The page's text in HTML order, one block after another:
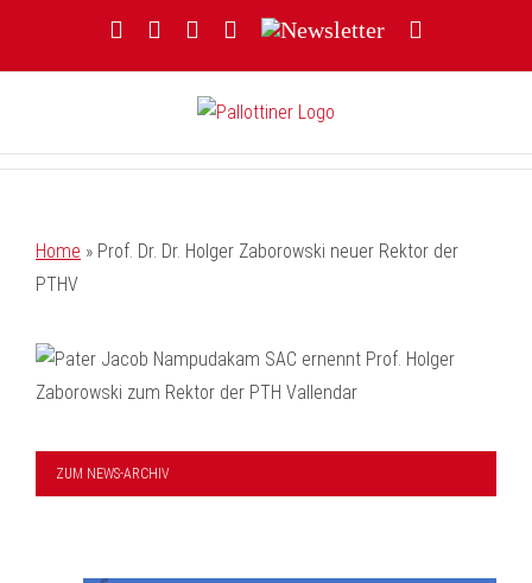
FacebookYouTubeInstagram
Threads
Newsletter
Home » Prof. Dr. Dr. Holger Zaborowski neuer Rektor der
PTHV
ZUM NEWS-ARCHIV